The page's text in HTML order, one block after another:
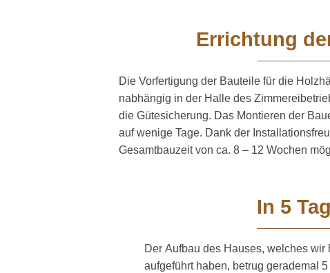
Errichtung
Die Vorfertigung der Bauteile für die
n­ab­hängig in der Halle des
die Gütesi­cherung. Das Montieren der
auf wenige Tage. Dank der
Gesamt­bauzeit von ca. 8 – 12 Wochen
In 5
Der Aufbau des Hauses, welches wir
aufgeführt haben, betrug gerademal